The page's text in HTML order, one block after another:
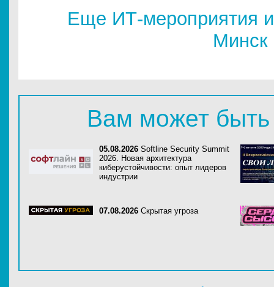
Еще ИТ-мероприятия
Минск
Вам может быть
05.08.2026 Softline Security Summit
2026. Новая архитектура
киберустойчивости: опыт лидеров
индустрии
07.08.2026 Скрытая угроза